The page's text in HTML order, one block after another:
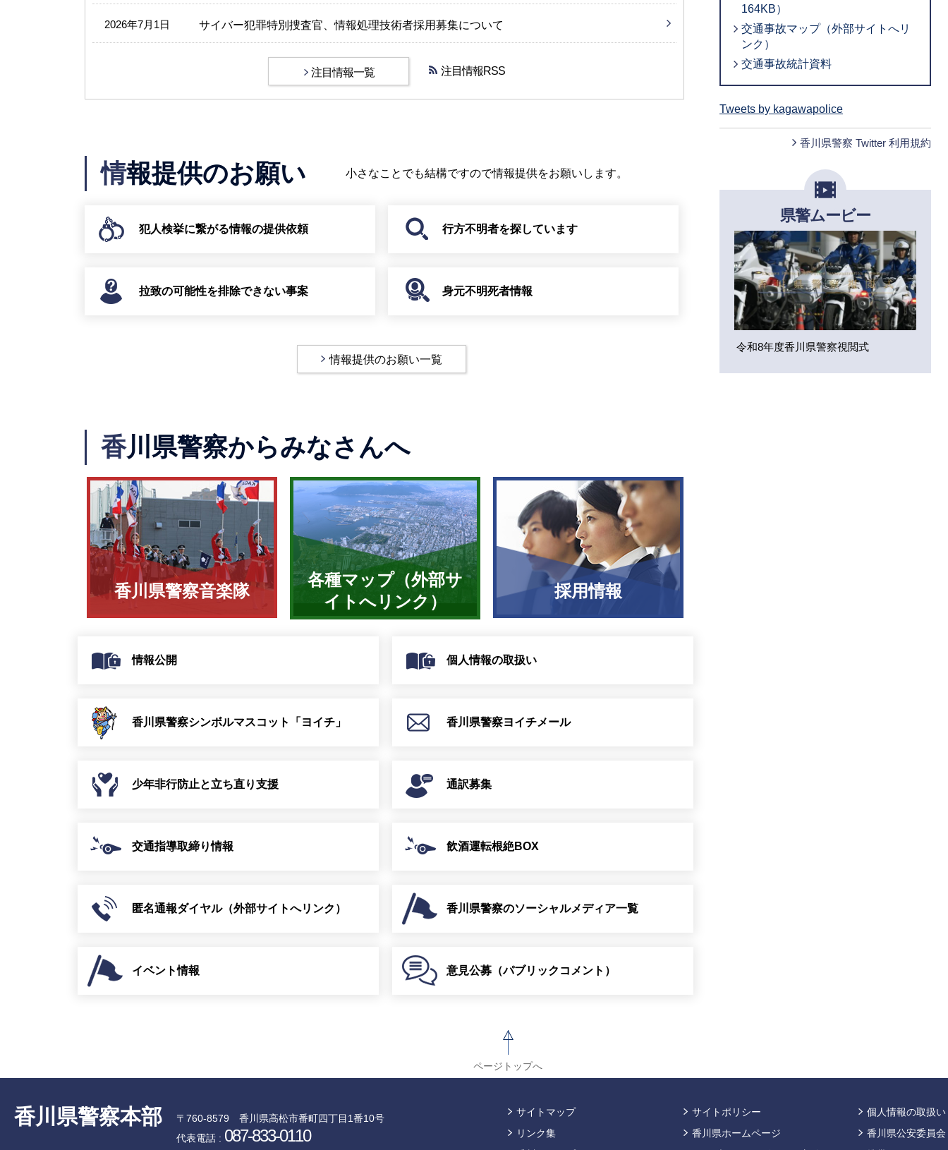
2026年7月1日 サイバー犯罪特別捜査官、情報処理技術者採用募集について
注目情報一覧 注目情報RSS
情報提供のお願い 小さなことでも結構ですので情報提供をお願いします。
犯人検挙に繋がる情報の提供依頼 行方不明者を探しています
拉致の可能性を排除できない事案 身元不明死者情報
情報提供のお願い一覧
香川県警察からみなさんへ
香川県警察音楽隊
各種マップ（外部サ
イトへリンク）
採用情報
情報公開 個人情報の取扱い
香川県警察シンボルマスコット「ヨイチ」 香川県警察ヨイチメール
少年非行防止と立ち直り支援 通訳募集
交通指導取締り情報 飲酒運転根絶BOX
匿名通報ダイヤル（外部サイトへリンク） 香川県警察のソーシャルメディア一覧
イベント情報 意見公募（パブリックコメント）
164KB）
交通事故マップ（外部サイトへリ
ンク）
交通事故統計資料
Tweets by kagawapolice
香川県警察 Twitter 利用規約
県警ムービー
令和8年度香川県警察視閲式
ページトップへ
サイトマップ サイトポリシー
個人情報の取扱い
リンク集
香川県ホームページ
香川県公安委員会
香川県警察本部 〒760-8579
香川県高松市番町四丁目1番10号
代表電話 : 087-833-0110